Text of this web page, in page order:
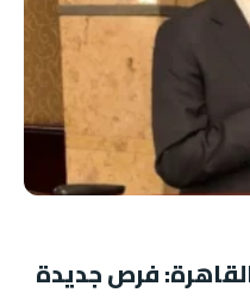
فرص جديدة